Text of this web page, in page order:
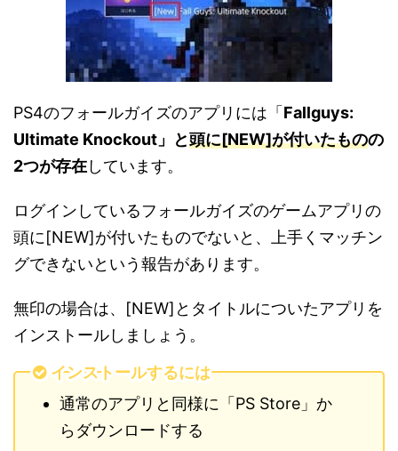
PS4のフォールガイズのアプリには「 Fallguys:
Ultimate Knockout」と頭に[NEW]が付いたものの
2つが存在しています。
ログインしているフォールガイズのゲームアプリの
頭に[NEW]が付いたものでないと、上手くマッチン
グできないという報告があります。
無印の場合は、[NEW]とタイトルについたアプリを
インストールしましょう。
インストールするには
通常のアプリと同様に「PS Store」か
らダウンロードする